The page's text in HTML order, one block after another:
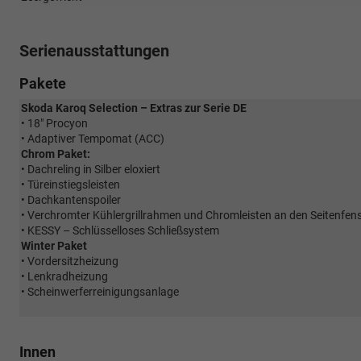
Serienausstattungen
Pakete
Skoda Karoq Selection – Extras zur Serie DE
• 18" Procyon
• Adaptiver Tempomat (ACC)
Chrom Paket:
• Dachreling in Silber eloxiert
• Türeinstiegsleisten
• Dachkantenspoiler
• Verchromter Kühlergrillrahmen und Chromleisten an den
• KESSY – Schlüsselloses Schließsystem
Winter Paket
• Vordersitzheizung
• Lenkradheizung
• Scheinwerferreinigungsanlage
Innen